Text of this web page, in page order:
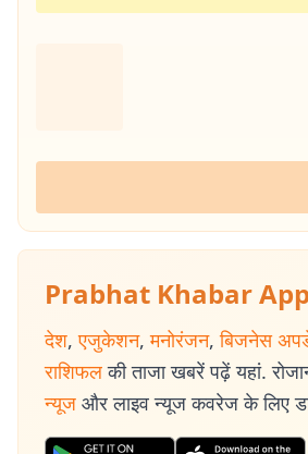
Prabhat Khabar
देश, एजुकेशन, मनोरंजन, बिजनेस
राशिफल की ताजा खबरें पढ़ें यहां.
न्यूज और लाइव न्यूज कवरेज के लिए